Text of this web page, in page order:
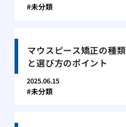
未分類
マウスピース矯正の種類
と選び方のポイント
2025.06.15
未分類